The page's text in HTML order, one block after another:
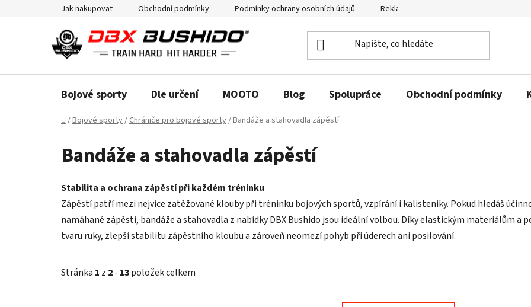
Jak nakupovat Obchodní podmínky Podmínky ochrany osobních údajů Reklamační řád a odstoupení od smlouvy
Bojové sporty Dle určení MOOTO Blog Spolupráce Obchodní podmínky
Domů
/Bojové sporty/Chrániče pro bojové sporty/Bandáže a stahovadla zápěstí
Bandáže a stahovadla zápěstí
Stabilita a ochrana zápěstí při každém tréninku
Zápěstí patří mezi nejvíce zatěžované klouby při tréninku bojových sportů, vzpírání i kalisteniky. Pokud hledáš
namáhané zápěstí, bandáže a stahovadla z nabídky DBX Bushido jsou ideální volbou. Díky elastickým materiálům a
tvaru ruky, zlepší stabilitu zápěstního kloubu a zároveň neomezí pohyb při úderech ani posilování.
Stránka 1 z 2- 13položek celkem